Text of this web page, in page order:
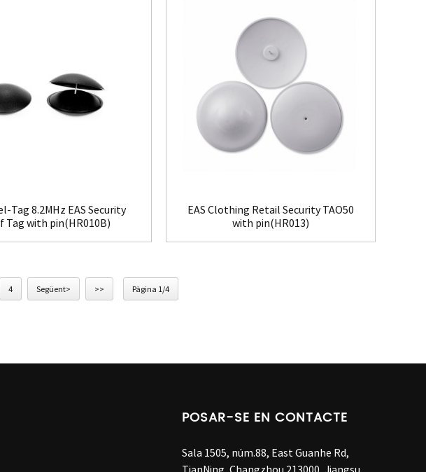
Tag 8.2MHz EAS Security
Tag with pin(HR010B)
EAS Clothing Retail Security TAO50
with pin(HR013)
4 Següent> >> Pàgina 1/4
POSAR-SE EN CONTACTE
Sala 1505, núm.88, East Guanhe Rd,